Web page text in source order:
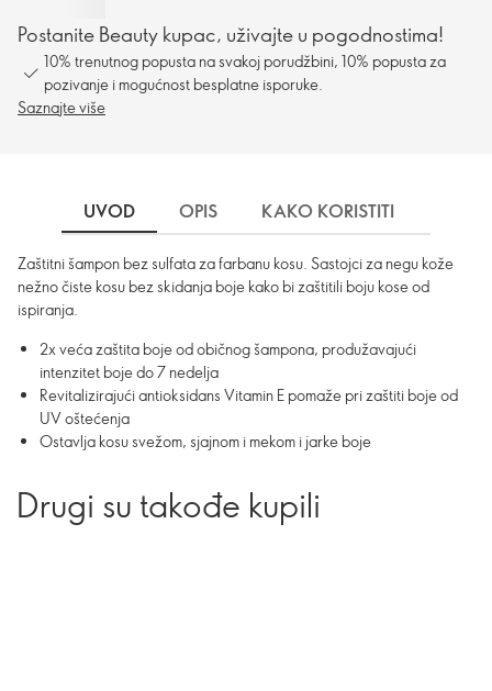
Postanite Beauty kupac, uživajte u pogodnostima!
10% trenutnog popusta na svakoj porudžbini, 10% popusta za
pozivanje i mogućnost besplatne isporuke.
Saznajte više
UVOD OPIS KAKO KORISTITI
Zaštitni šampon bez sulfata za farbanu kosu. Sastojci za negu kože
nežno čiste kosu bez skidanja boje kako bi zaštitili boju kose od
ispiranja.
2x veća zaštita boje od običnog šampona, produžavajući
intenzitet boje do 7 nedelja
Revitalizirajući antioksidans Vitamin E pomaže pri zaštiti boje od
UV oštećenja
Ostavlja kosu svežom, sjajnom i mekom i jarke boje
Drugi su takođe kupili